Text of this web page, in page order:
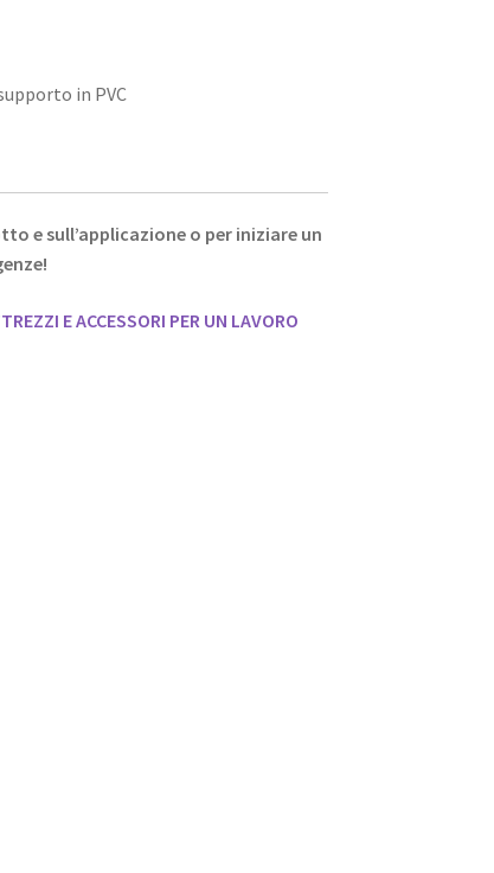
in PVC
e sull’applicazione o per iniziare un
E ACCESSORI PER UN LAVORO